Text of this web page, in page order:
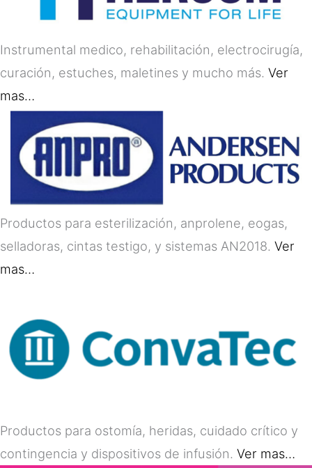
Instrumental medico, rehabilitación, electrocirugía,
curación, estuches, maletines y mucho más. Ver
mas…
Productos para esterilización, anprolene, eogas,
selladoras, cintas testigo, y sistemas AN2018. Ver
mas…
Productos para ostomía, heridas, cuidado crítico y
contingencia y dispositivos de infusión. Ver mas…